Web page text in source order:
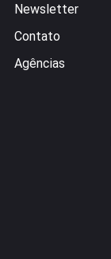
Newsletter
Contato
Agências